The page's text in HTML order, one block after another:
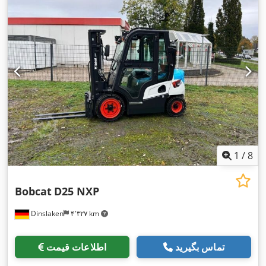
1 /8
Dinslaken ۴٬۳۲۷ km
Bobcat D25 NXP
اطلاعات قیمت تماس بگیرید